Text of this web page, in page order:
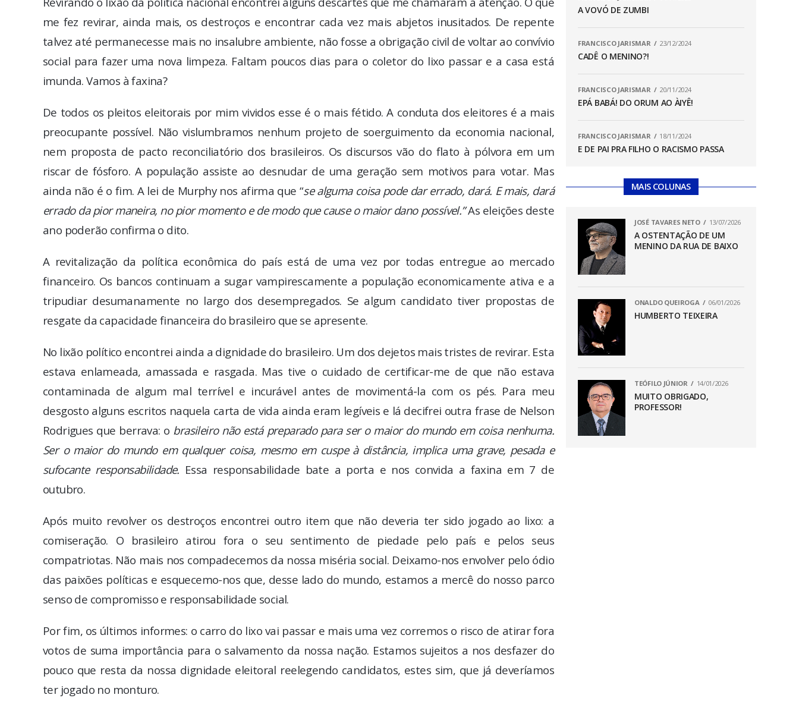
me fez revirar, ainda mais, os destroços e encontrar cada vez mais abjetos inusitados. De repente
talvez até permanecesse mais no insalubre ambiente, não fosse a obrigação civil de voltar ao convívio
social para fazer uma nova limpeza. Faltam poucos dias para o coletor do lixo passar e a casa está
imunda. Vamos à faxina?
De todos os pleitos eleitorais por mim vividos esse é o mais fétido. A conduta dos eleitores é a mais
preocupante possível. Não vislumbramos nenhum projeto de soerguimento da economia nacional,
nem proposta de pacto reconciliatório dos brasileiros. Os discursos vão do flato à pólvora em um
riscar de fósforo. A população assiste ao desnudar de uma geração sem motivos para votar. Mas
ainda não é o fim. A lei de Murphy nos afirma que “se alguma coisa pode dar errado, dará. E mais, dará
errado da pior maneira, no pior momento e de modo que cause o maior dano possível.”As eleições deste
ano poderão confirma o dito.
A revitalização da política econômica do país está de uma vez por todas entregue ao mercado
financeiro. Os bancos continuam a sugar vampirescamente a população economicamente ativa e a
tripudiar desumanamente no largo dos desempregados. Se algum candidato tiver propostas de
resgate da capacidade financeira do brasileiro que se apresente.
No lixão político encontrei ainda a dignidade do brasileiro. Um dos dejetos mais tristes de revirar. Esta
estava enlameada, amassada e rasgada. Mas tive o cuidado de certificar-me de que não estava
contaminada de algum mal terrível e incurável antes de movimentá-la com os pés. Para meu
desgosto alguns escritos naquela carta de vida ainda eram legíveis e lá decifrei outra frase de Nelson
Rodrigues que berrava: o brasileiro não está preparado para ser o maior do mundo em coisa nenhuma.
Ser o maior do mundo em qualquer coisa, mesmo em cuspe à distância, implica uma grave, pesada e
sufocante responsabilidade. Essa responsabilidade bate a porta e nos convida a faxina em 7 de
outubro.
Após muito revolver os destroços encontrei outro item que não deveria ter sido jogado ao lixo: a
comiseração. O brasileiro atirou fora o seu sentimento de piedade pelo país e pelos seus
compatriotas. Não mais nos compadecemos da nossa miséria social. Deixamo-nos envolver pelo ódio
das paixões políticas e esquecemo-nos que, desse lado do mundo, estamos a mercê do nosso parco
senso de compromisso e responsabilidade social.
Por fim, os últimos informes: o carro do lixo vai passar e mais uma vez corremos o risco de atirar fora
votos de suma importância para o salvamento da nossa nação. Estamos sujeitos a nos desfazer do
pouco que resta da nossa dignidade eleitoral reelegendo candidatos, estes sim, que já deveríamos
ter jogado no monturo.
A VOVÓ DE ZUMBI
FRANCISCO JARISMAR 23/12/2024
CADÊ O MENINO?!
FRANCISCO JARISMAR 20/11/2024
EPÁ BABÁ! DO ORUM AO ÀIYÊ!
FRANCISCO JARISMAR 18/11/2024
E DE PAI PRA FILHO O RACISMO PASSA
MAIS COLUNAS
JOSÉ TAVARES NETO 13/07/2026
A OSTENTAÇÃO DE UM
MENINO DA RUA DE BAIXO
ONALDO QUEIROGA 06/01/2026
HUMBERTO TEIXEIRA
TEÓFILO JÚNIOR 14/01/2026
MUITO OBRIGADO,
PROFESSOR!